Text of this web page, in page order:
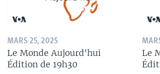
MARS 25, 2025
Le Monde Aujourd'hui
Édition de 19h30
Le